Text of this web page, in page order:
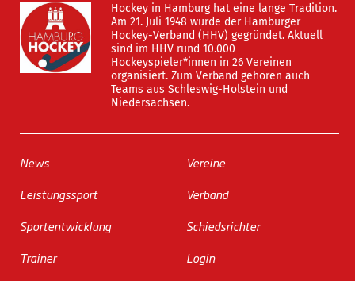
Hockey in Hamburg hat eine lange Tradition.
Am 21. Juli 1948 wurde der Hamburger
Hockey-Verband (HHV) gegründet. Aktuell
sind im HHV rund 10.000
Hockeyspieler*innen in 26 Vereinen
organisiert. Zum Verband gehören auch
Teams aus Schleswig-Holstein und
Niedersachsen.
News
Leistungssport
Sportentwicklung
Trainer
Vereine
Verband
Schiedsrichter
Login